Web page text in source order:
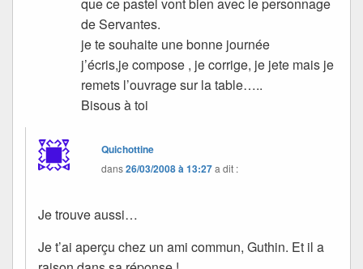
que ce pastel vont bien avec le personnage
de Servantes.
je te souhaite une bonne journée
j’écris,je compose , je corrige, je jete mais je
remets l’ouvrage sur la table…..
Bisous à toi
Quichottine
dans26/03/2008 à 13:27a dit :
Je trouve aussi…
Je t’ai aperçu chez un ami commun, Guthin. Et il a